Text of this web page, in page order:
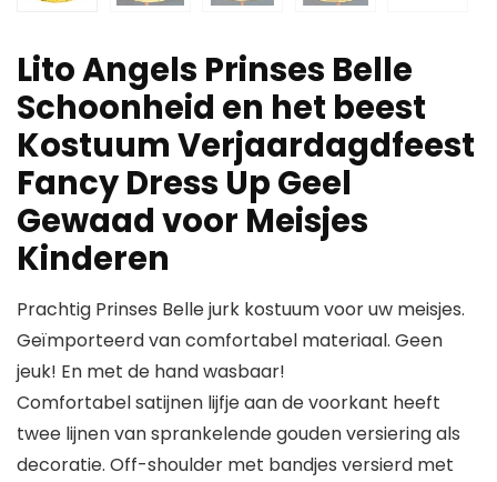
Lito Angels Prinses Belle
Schoonheid en het beest
Kostuum Verjaardagdfeest
Fancy Dress Up Geel
Gewaad voor Meisjes
Kinderen
Prachtig Prinses Belle jurk kostuum voor uw meisjes.
Geïmporteerd van comfortabel materiaal. Geen
jeuk! En met de hand wasbaar!
Comfortabel satijnen lijfje aan de voorkant heeft
twee lijnen van sprankelende gouden versiering als
decoratie. Off-shoulder met bandjes versierd met